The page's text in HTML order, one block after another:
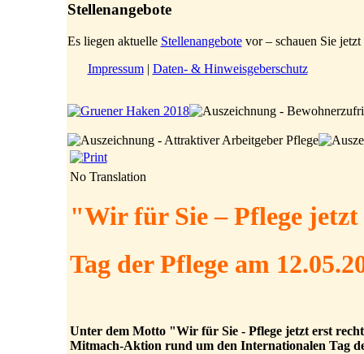
Stellenangebote
Es liegen aktuelle Stellenangebotevor – schauen Sie jetzt
Impressum| Daten- & Hinweisgeberschutz
No Translation
"Wir für Sie – Pflege
Tag der Pflege am
Unter dem Motto "Wir für Sie - Pflege jetzt erst
Mitmach-Aktion rund um den Internationalen Tag